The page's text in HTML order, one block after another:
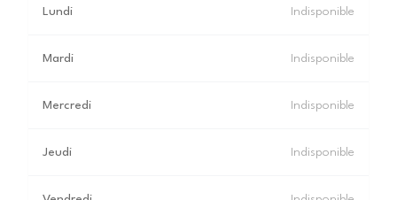
Lundi Indisponible
Mardi Indisponible
Mercredi Indisponible
Jeudi Indisponible